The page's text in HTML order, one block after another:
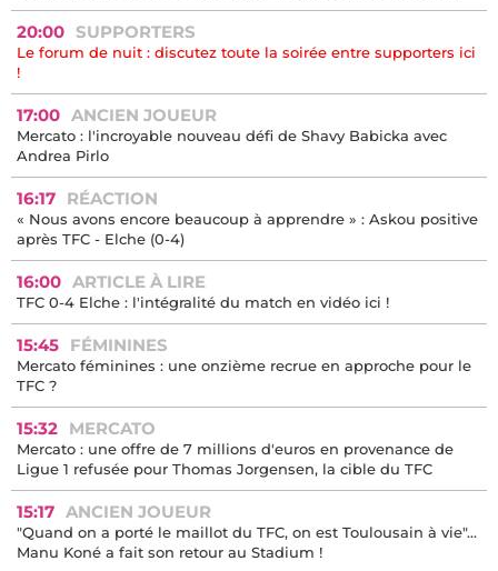
20:00 SUPPORTERS
Le forum de nuit : discutez toute la soirée entre supporters ici
!
17:00 ANCIEN JOUEUR
Mercato : l'incroyable nouveau défi de Shavy Babicka avec
Andrea Pirlo
16:17 RÉACTION
« Nous avons encore beaucoup à apprendre » : Askou positive
après TFC - Elche (0-4)
16:00 ARTICLE À LIRE
TFC 0-4 Elche : l'intégralité du match en vidéo ici !
15:45 FÉMININES
Mercato féminines : une onzième recrue en approche pour le
TFC ?
15:32 MERCATO
Mercato : une offre de 7 millions d'euros en provenance de
Ligue 1 refusée pour Thomas Jorgensen, la cible du TFC
15:17 ANCIEN JOUEUR
"Quand on a porté le maillot du TFC, on est Toulousain à vie"...
Manu Koné a fait son retour au Stadium !